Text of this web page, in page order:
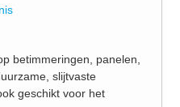
betimmeringen, panelen,
slijtvaste
geschikt voor het